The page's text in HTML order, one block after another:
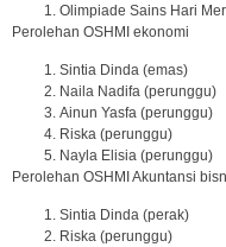
Olimpiade Sains Hari
Perolehan OSHMI ekonomi
Sintia Dinda (emas)
Naila Nadifa (perunggu)
Ainun Yasfa (perunggu)
Riska (perunggu)
Nayla Elisia (perunggu)
Perolehan OSHMI Akuntansi
Sintia Dinda (perak)
Riska (perunggu)